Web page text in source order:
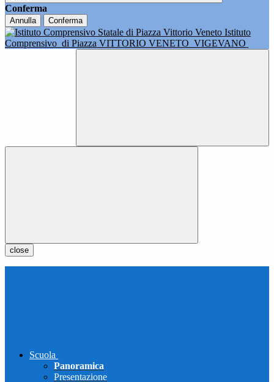
Conferma
Annulla Conferma
Istituto
Comprensivo di Piazza VITTORIO VENETO VIGEVANO
close
Scuola
Panoramica
Presentazione